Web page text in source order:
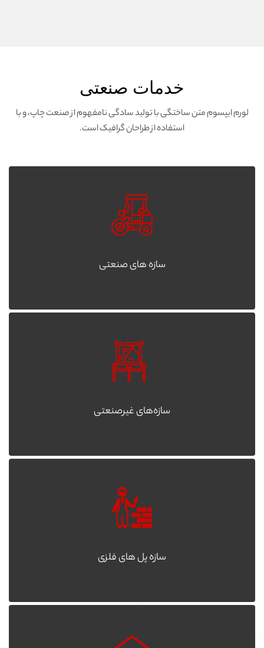
خدمات صنعتی
لورم ایپسوم متن ساختگی با تولید سادگی نامفهوم از صنعت چاپ، و با
استفاده از طراحان گرافیک است.
سازه های صنعتی
سازه‌های غیرصنعتی
سازه پل های فلزی